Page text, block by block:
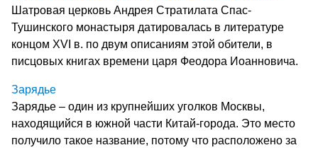
Шатровая церковь Андрея Стратилата Спас-
Тушинского монастыря датировалась в литературе
концом XVI в. по двум описаниям этой обители, в
писцовых книгах времени царя Феодора Иоанновича.
Зарядье
Зарядье – один из крупнейших уголков Москвы,
находящийся в южной части Китай-города. Это место
получило такое название, потому что расположено за